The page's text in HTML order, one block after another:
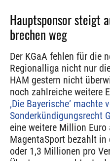
Hauptsponsor steigt
brechen weg
Der KGaA fehlen für die
Regionalliga nicht nur
HAM gestern nicht
noch zahlreiche weitere
‚Die Bayerische‘ machte
Sonderkündigungsrecht
eine weitere Million Euro
MagentaSport bezahlt
oder 1,3 Millionen pro